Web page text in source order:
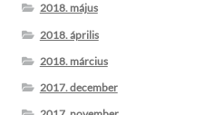
2018. május
2018. április
2018. március
2017. december